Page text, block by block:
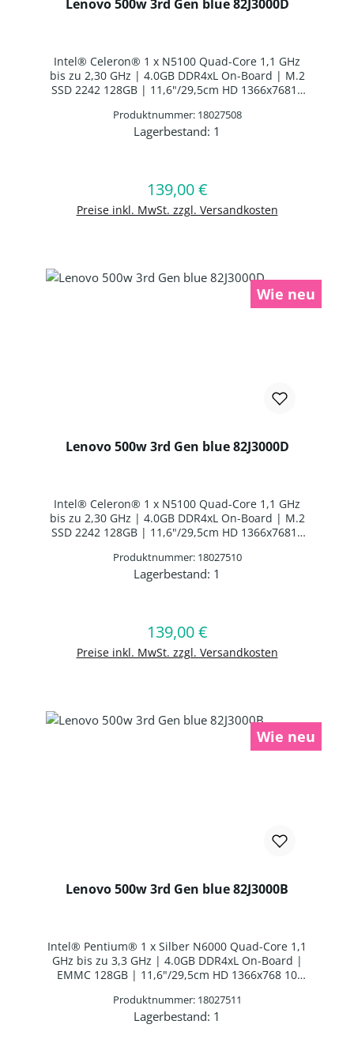
Lenovo 500w 3rd Gen blue 82J3000D
Intel® Celeron® 1 x N5100 Quad-Core 1,1 GHz
bis zu 2,30 GHz | 4.0GB DDR4xL On-Board | M.2
SSD 2242 128GB | 11,6"/29,5cm HD 1366x76810
Intel® UHD Graphics | Webcam | WLAN: Intel
Wi-Fi AX201 WLAN/Bluetooth Combo Chip
Produktnummer: 18027508
Lagerbestand: 1
Regulärer Preis:
139,00 €
Preise inkl. MwSt. zzgl. Versandkosten
In den Warenkorb
Wie neu
Lenovo 500w 3rd Gen blue 82J3000D
Intel® Celeron® 1 x N5100 Quad-Core 1,1 GHz
bis zu 2,30 GHz | 4.0GB DDR4xL On-Board | M.2
SSD 2242 128GB | 11,6"/29,5cm HD 1366x76810
Intel® UHD Graphics | Webcam | WLAN: Intel
Wi-Fi AX201 WLAN/Bluetooth Combo Chip
Produktnummer: 18027510
Lagerbestand: 1
Regulärer Preis:
139,00 €
Preise inkl. MwSt. zzgl. Versandkosten
In den Warenkorb
Wie neu
Lenovo 500w 3rd Gen blue 82J3000B
Intel® Pentium® 1 x Silber N6000 Quad-Core 1,1
GHz bis zu 3,3 GHz | 4.0GB DDR4xL On-Board |
EMMC 128GB | 11,6"/29,5cm HD 1366x768 10
Intel® UHD Graphics | Webcam | WLAN: Intel
Wi-Fi AX201 WLAN/Bluetooth Combo Chip |
Produktnummer: 18027511
Lagerbestand: 1